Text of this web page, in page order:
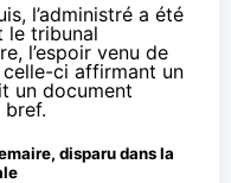
l’administré a été
le tribunal
l’espoir venu de
ci affirmant un
un document
bref.
disparu dans la